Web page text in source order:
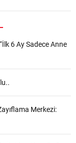
6 Ay Sadece Anne
Merkezi: